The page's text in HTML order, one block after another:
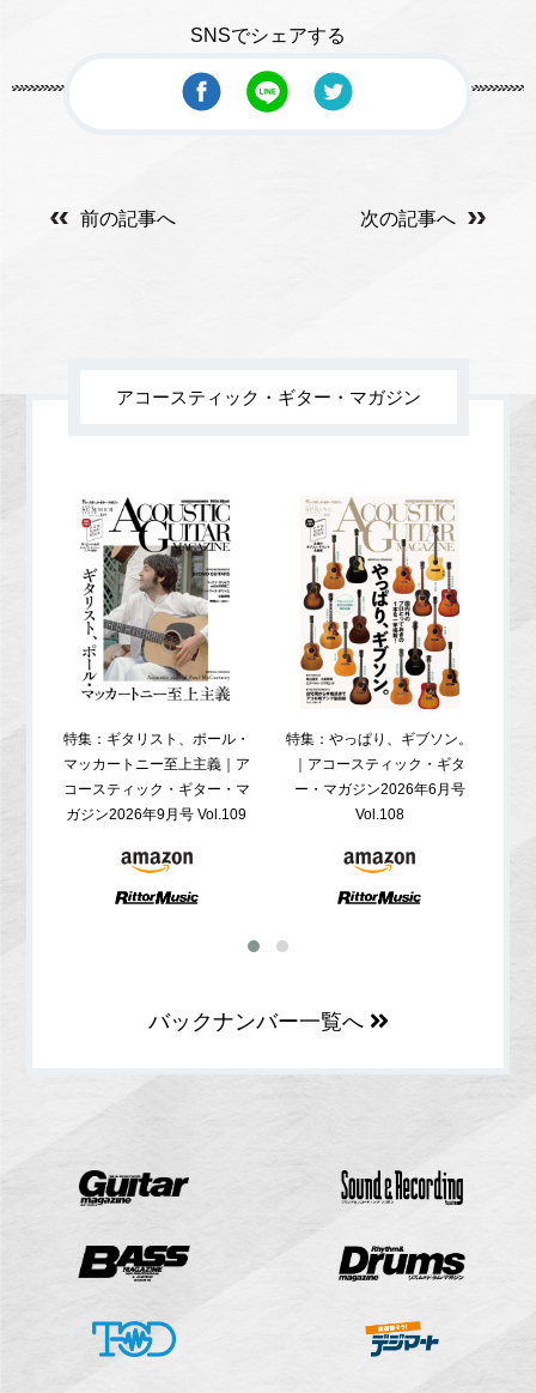
SNSでシェアする
前の記事へ 次の記事へ
アコースティック・ギター・マガジン
特集：ギタリスト、ポール・
マッカートニー至上主義｜ア
コースティック・ギター・マ
ガジン2026年9月号 Vol.109
特集：やっぱり、ギブソン。
｜アコースティック・ギタ
ー・マガジン2026年6月号
Vol.108
バックナンバー一覧へ